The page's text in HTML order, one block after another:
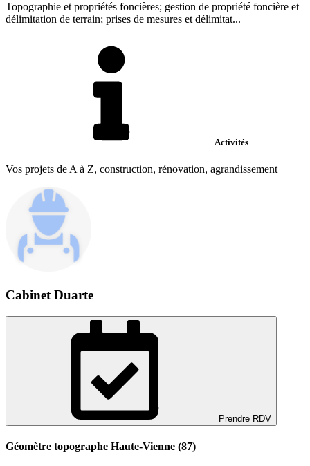
Topographie et propriétés foncières; gestion de propriété foncière et
délimitation de terrain; prises de mesures et délimitat...
Activités
Vos projets de A à Z, construction, rénovation, agrandissement
Cabinet Duarte
Prendre RDV
Géomètre topographe Haute-Vienne (87)